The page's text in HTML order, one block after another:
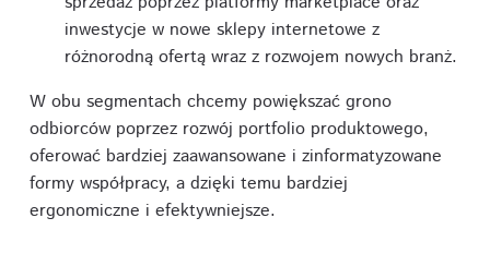
inwestycje w nowe sklepy internetowe z
różnorodną ofertą wraz z rozwojem nowych branż.
W obu segmentach chcemy powiększać grono
odbiorców poprzez rozwój portfolio produktowego,
oferować bardziej zaawansowane i zinformatyzowane
formy współpracy, a dzięki temu bardziej
ergonomiczne i efektywniejsze.